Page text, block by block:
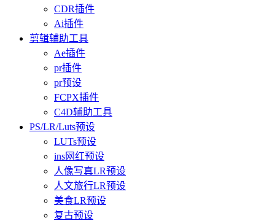
CDR插件
Ai插件
剪辑辅助工具
Ae插件
pr插件
pr预设
FCPX插件
C4D辅助工具
PS/LR/Luts预设
LUTs预设
ins网红预设
人像写真LR预设
人文旅行LR预设
美食LR预设
复古预设